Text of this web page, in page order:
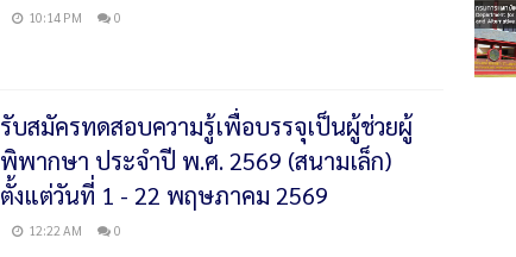
10:14 PM 0
รับสมัครทดสอบความรู้เพื่อบรรจุเป็นผู้ช่วยผู้
พิพากษา ประจำปี พ.ศ. 2569 (สนามเล็ก)
ตั้งแต่วันที่ 1 - 22 พฤษภาคม 2569
12:22 AM 0